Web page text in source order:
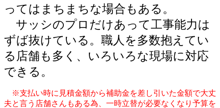
ってはまちまちな場合もある。
サッシのプロだけあって工事能力は
ずば抜けている。職人を多数抱えてい
る店舗も多く、いろいろな現場に対応
できる。
※支払い時に見積金額から補助金を差し引いた金額で大丈
夫と言う店舗さんもある為、一時立替が必要なくなり予算を